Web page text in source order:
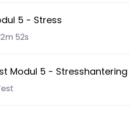
5 - Stress
52s
Modul 5 - Stresshantering